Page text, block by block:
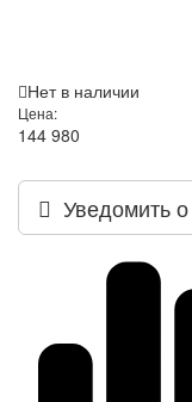
Нет в наличии
Цена:
144 980
Уведомить